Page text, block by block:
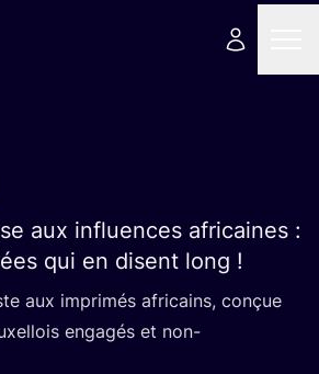
aux influences africaines :
qui en disent long !
aux impri­més afri­cains, conçue
enga­gés et non-